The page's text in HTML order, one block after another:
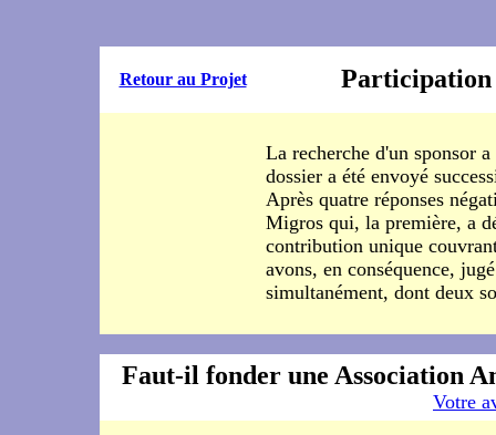
Retour au Projet
La recherche d'un sponsor
dossier a été envoyé
Après quatre réponses
Migros qui, la première, a
contribution unique
avons, en conséquence,
simultanément, dont deux
Faut-il fonder une Association
Votre